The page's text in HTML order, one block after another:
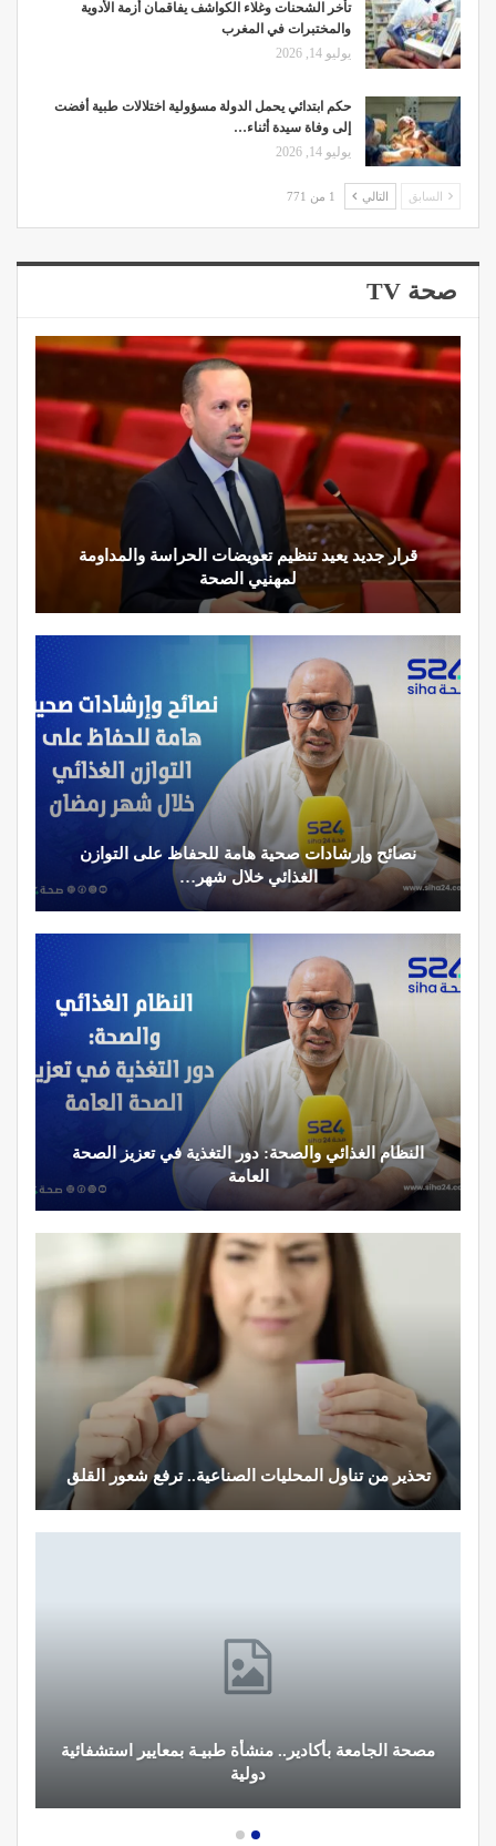
تأخر الشحنات وغلاء الكواشف يفاقمان أزمة الأدوية
والمختبرات في المغرب
يوليو 14, 2026
حكم ابتدائي يحمل الدولة مسؤولية اختلالات طبية أفضت
إلى وفاة سيدة أثناء…
يوليو 14, 2026
السابق التالي 1 من 771
صحة TV
قرار جديد يعيد تنظيم تعويضات الحراسة والمداومة
لمهنيي الصحة
نصائح وإرشادات صحية هامة للحفاظ على التوازن
الغذائي خلال شهر…
النظام الغذائي والصحة: دور التغذية في تعزيز الصحة
العامة
تحذير من تناول المحليات الصناعية.. ترفع شعور القلق
مصحة الجامعة بأكادير.. منشأة طبيـة بمعايير استشفائية
دولية